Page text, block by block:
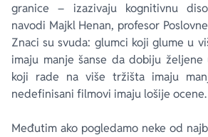
granice – izazivaju kognitivnu
navodi Majkl Henan, profesor
Znaci su svuda: glumci koji glume u
imaju manje šanse da dobiju
koji rade na više tržišta imaju
nedefinisani filmovi imaju lošije ocene.
Međutim ako pogledamo neke od